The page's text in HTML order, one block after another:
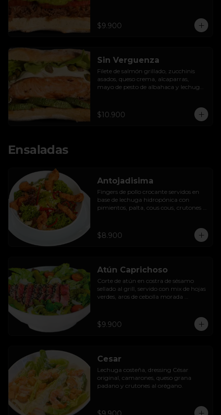
$9.900
Sin Verguenza
Filete de salmón grillado, zucchinis
asados, queso crema, alcaparras,
mayo de pesto de albahaca y lechuga
$10.900
Ensaladas
Antojadisima
Fingers de pollo crocante servidos en
base de lechuga hidropónica con
pimientos, palta, cous cous, crutones
$8.900
Atún Caprichoso
Corte de atún en costra de sésamo
sellado al grill, servido con mix de hojas
verdes, aros de cebolla morada
almendras.
$9.900
Cesar
Lechuga costeña, dressing César
original, camarones, queso grana
padano y crutones al orégano.